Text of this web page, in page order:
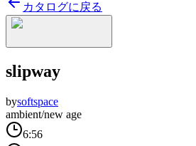
カタログに戻る
slipway
bysoftspace
ambient/new age
6:56